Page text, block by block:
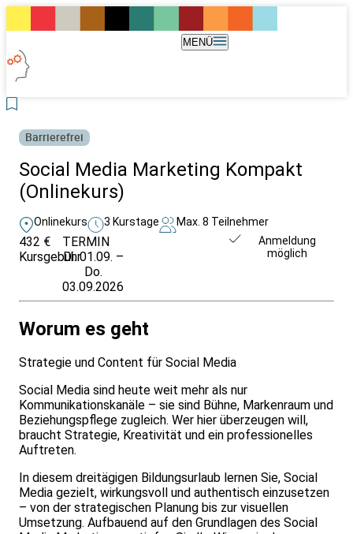
MENÜ
Barrierefrei
Social Media Marketing Kompakt
(Onlinekurs)
Onlinekurs 3 Kurstage Max. 8 Teilnehmer
432 €
Kursgebühr
TERMIN
Di. 01.09. –
Do.
03.09.2026
Anmeldung
möglich
Worum es geht
Strategie und Content für Social Media
Social Media sind heute weit mehr als nur
Kommunikationskanäle – sie sind Bühne, Markenraum und
Beziehungspflege zugleich. Wer hier überzeugen will,
braucht Strategie, Kreativität und ein professionelles
Auftreten.
In diesem dreitägigen Bildungsurlaub lernen Sie, Social
Media gezielt, wirkungsvoll und authentisch einzusetzen
– von der strategischen Planung bis zur visuellen
Umsetzung. Aufbauend auf den Grundlagen des Social